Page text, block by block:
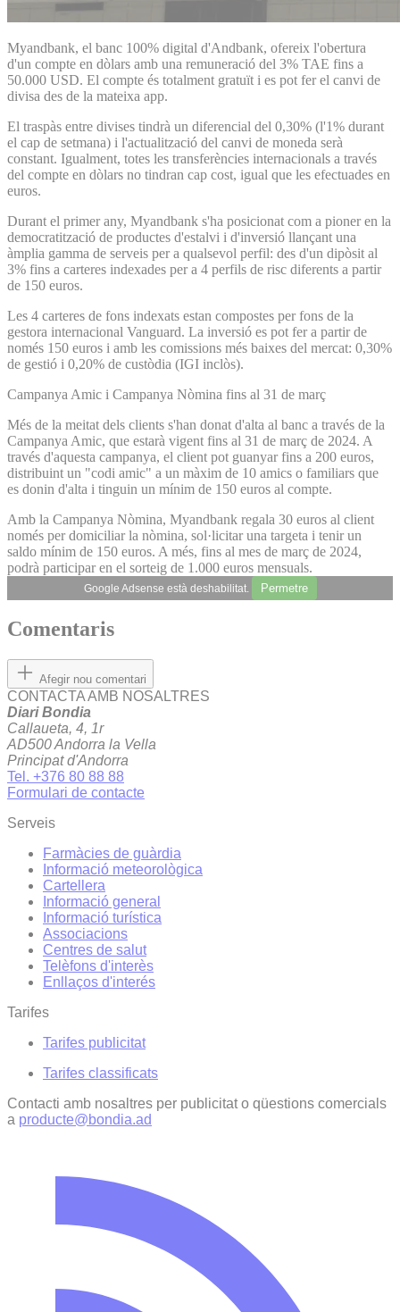
Myandbank, el banc 100% digital d'Andbank, ofereix l'obertura
d'un compte en dòlars amb una remuneració del 3% TAE fins a
50.000 USD. El compte és totalment gratuït i es pot fer el canvi de
divisa des de la mateixa app.
El traspàs entre divises tindrà un diferencial del 0,30% (l'1% durant
el cap de setmana) i l'actualització del canvi de moneda serà
constant. Igualment, totes les transferències internacionals a través
del compte en dòlars no tindran cap cost, igual que les efectuades en
euros.
Durant el primer any, Myandbank s'ha posicionat com a pioner en la
democratització de productes d'estalvi i d'inversió llançant una
àmplia gamma de serveis per a qualsevol perfil: des d'un dipòsit al
3% fins a carteres indexades per a 4 perfils de risc diferents a partir
de 150 euros.
Les 4 carteres de fons indexats estan compostes per fons de la
gestora internacional Vanguard. La inversió es pot fer a partir de
només 150 euros i amb les comissions més baixes del mercat: 0,30%
de gestió i 0,20% de custòdia (IGI inclòs).
Campanya Amic i Campanya Nòmina fins al 31 de març
Més de la meitat dels clients s'han donat d'alta al banc a través de la
Campanya Amic, que estarà vigent fins al 31 de març de 2024. A
través d'aquesta campanya, el client pot guanyar fins a 200 euros,
distribuint un "codi amic" a un màxim de 10 amics o familiars que
es donin d'alta i tinguin un mínim de 150 euros al compte.
Amb la Campanya Nòmina, Myandbank regala 30 euros al client
només per domiciliar la nòmina, sol·licitar una targeta i tenir un
saldo mínim de 150 euros. A més, fins al mes de març de 2024,
podrà participar en el sorteig de 1.000 euros mensuals.
Google Adsense està deshabilitat. Permetre
Comentaris
Afegir nou comentari
CONTACTA AMB NOSALTRES
Diari Bondia
Callaueta, 4, 1r
AD500 Andorra la Vella
Principat d'Andorra
Tel. +376 80 88 88
Formulari de contacte
Serveis
Farmàcies de guàrdia
Informació meteorològica
Cartellera
Informació general
Informació turística
Associacions
Centres de salut
Telèfons d'interès
Enllaços d'interés
Tarifes
Tarifes publicitat
Tarifes classificats
Contacti amb nosaltres per publicitat o qüestions comercials
a producte@bondia.ad